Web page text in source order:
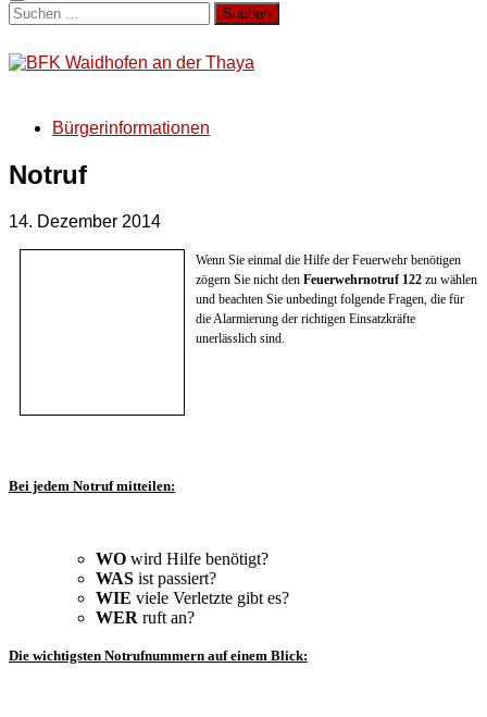
Suchen
nach:
Bürgerinformationen
Notruf
14. Dezember 2014
Wenn Sie einmal die Hilfe der Feuerwehr benötigen
zögern Sie nicht den Feuerwehrnotruf 122 zu wählen
und beachten Sie unbedingt folgende Fragen, die für
die Alarmierung der richtigen Einsatzkräfte
unerlässlich sind.
Bei jedem Notruf mitteilen:
WO wird Hilfe benötigt?
WAS ist passiert?
WIE viele Verletzte gibt es?
WER ruft an?
Die wichtigsten Notrufnummern auf einem Blick: